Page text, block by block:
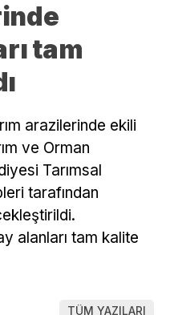
tam
arazilerinde ekili
ve Orman
Tarımsal
tarafından
alanları tam kalite
TÜM YAZILARI